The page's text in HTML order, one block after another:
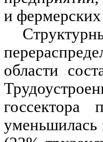
и фермерских
области
уменьшилась